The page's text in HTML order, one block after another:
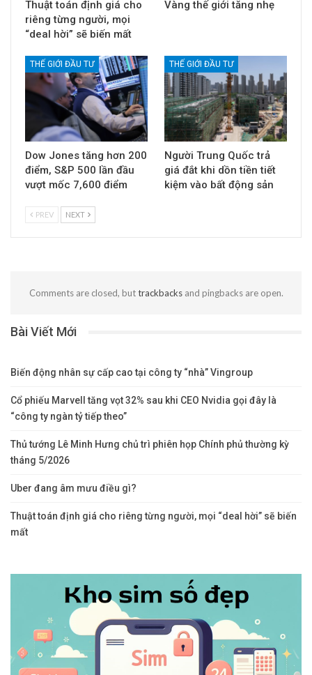
Thuật toán định giá cho
riêng từng người, mọi
“deal hời” sẽ biến mất
Vàng thế giới tăng nhẹ
THẾ GIỚI ĐẦU TƯ
Dow Jones tăng hơn 200
điểm, S&P 500 lần đầu
vượt mốc 7,600 điểm
THẾ GIỚI ĐẦU TƯ
Người Trung Quốc trả
giá đắt khi dồn tiền tiết
kiệm vào bất động sản
PREV NEXT
Comments are closed, buttrackbacksand pingbacks are open.
Bài Viết Mới
Biến động nhân sự cấp cao tại công ty “nhà” Vingroup
Cổ phiếu Marvell tăng vọt 32% sau khi CEO Nvidia gọi đây là
“công ty ngàn tỷ tiếp theo”
Thủ tướng Lê Minh Hưng chủ trì phiên họp Chính phủ thường kỳ
tháng 5/2026
Uber đang âm mưu điều gì?
Thuật toán định giá cho riêng từng người, mọi “deal hời” sẽ biến
mất